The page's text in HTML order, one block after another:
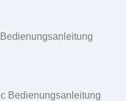
Bedienungsanleitung